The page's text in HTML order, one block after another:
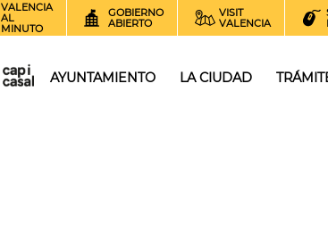
VALENCIA
AL
MINUTO
GOBIERNO
ABIERTO
VISIT
VALENCIA
AYUNTAMIENTO LA CIUDAD